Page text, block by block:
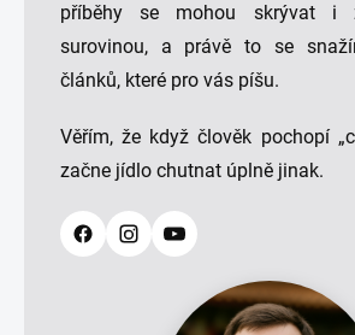
příběhy se mohou skrývat i
surovinou, a právě to se
článků, které pro vás píšu.
Věřím, že když člověk pochopí
začne jídlo chutnat úplně jinak.